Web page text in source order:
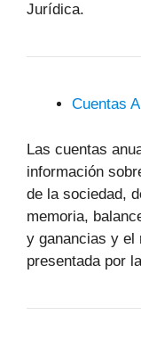
Jurídica.
Cuentas
Las cuentas
información
de la sociedad,
memoria,
y ganancias y el
presentada por